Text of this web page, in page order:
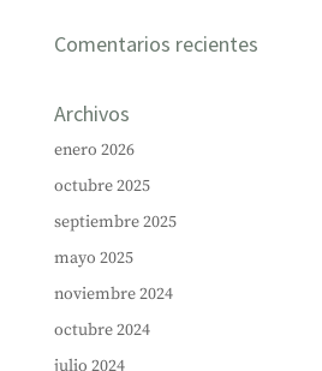
Comentarios recientes
Archivos
enero 2026
octubre 2025
septiembre 2025
mayo 2025
noviembre 2024
octubre 2024